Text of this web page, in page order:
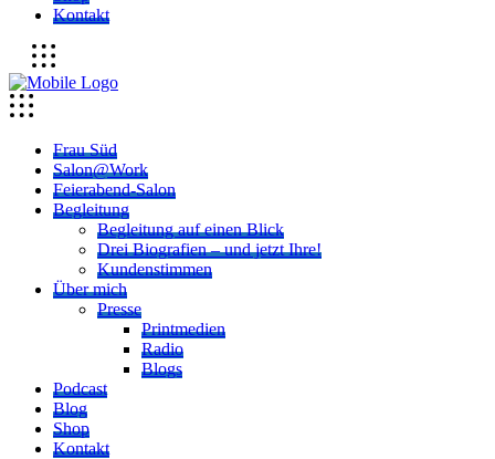
Kontakt
Frau Süd
Salon@Work
Feierabend-Salon
Begleitung
Begleitung auf einen Blick
Drei Biografien – und jetzt Ihre!
Kundenstimmen
Über mich
Presse
Printmedien
Radio
Blogs
Podcast
Blog
Shop
Kontakt